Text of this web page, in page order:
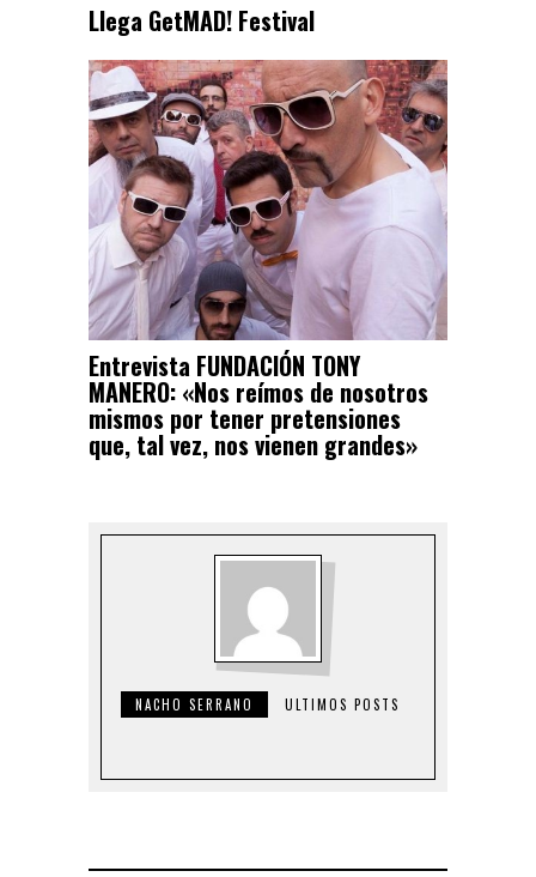
Llega GetMAD! Festival
Entrevista FUNDACIÓN TONY
MANERO: «Nos reímos de nosotros
mismos por tener pretensiones
que, tal vez, nos vienen grandes»
NACHO SERRANO ULTIMOS POSTS